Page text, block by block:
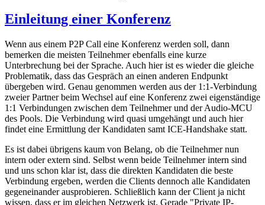
Einleitung einer Konferenz
Wenn aus einem P2P Call eine Konferenz werden soll, dann
bemerken die meisten Teilnehmer ebenfalls eine kurze
Unterbrechung bei der Sprache. Auch hier ist es wieder die gleiche
Problematik, dass das Gespräch an einen anderen Endpunkt
übergeben wird. Genau genommen werden aus der 1:1-Verbindung
zweier Partner beim Wechsel auf eine Konferenz zwei eigenständige
1:1 Verbindungen zwischen dem Teilnehmer und der Audio-MCU
des Pools. Die Verbindung wird quasi umgehängt und auch hier
findet eine Ermittlung der Kandidaten samt ICE-Handshake statt.
Es ist dabei übrigens kaum von Belang, ob die Teilnehmer nun
intern oder extern sind. Selbst wenn beide Teilnehmer intern sind
und uns schon klar ist, dass die direkten Kandidaten die beste
Verbindung ergeben, werden die Clients dennoch alle Kandidaten
gegeneinander ausprobieren. Schließlich kann der Client ja nicht
wissen, dass er im gleichen Netzwerk ist. Gerade "Private IP-